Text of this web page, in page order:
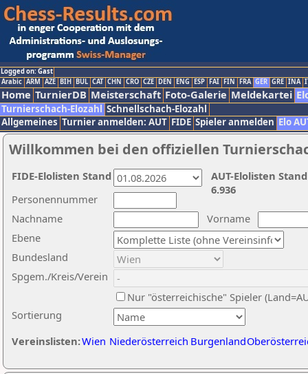
Logged on: Gast
Arabic ARM AZE BIH BUL CAT CHN CRO CZE DEN ENG ESP FAI FIN FRA GER GRE INA
Home TurnierDB Meisterschaft Foto-Galerie Meldekartei
Turnierschach-Elozahl Schnellschach-Elozahl
Allgemeines Turnier anmelden: AUT FIDE Spieler anmelden Elo
Willkommen bei den offiziellen
Nachname
Vorname
Ebene
Sortierung
Personennummer
Bundesland
Spgem./Kreis/Verein
Nur "österreichische" Spieler
Vereinslisten:Wien Niederösterreich Burgenland
AUT-Elolisten
6.936
FIDE-Elolisten Stand